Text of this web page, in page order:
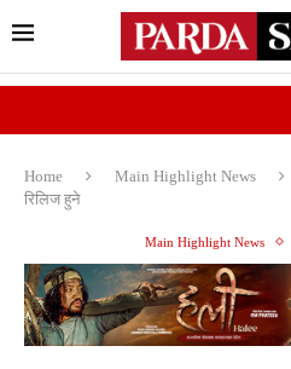
Home Main Highlight News
रिलिज हुने
Main Highlight News